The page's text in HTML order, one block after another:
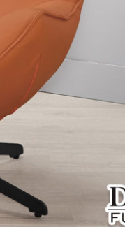
卓蘭鎮、三灣、
鄉、大湖鄉
確認
｜
天收送貨
行寄出，另外約加上
為您更換新品，運費皆
枕頭類產品需為未拆封
照上述方式處理，恕無
解析度等因素， 與實際
，請您訂購前詳加確認
差值(約正負0.5CM) 詳